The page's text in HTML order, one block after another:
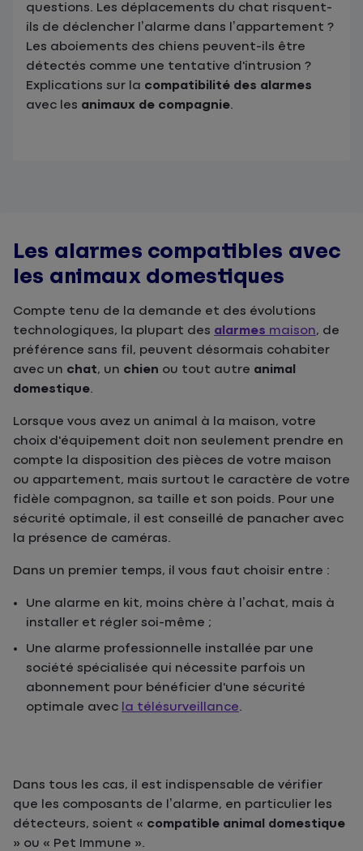
questions. Les déplacements du chat risquent-
ils de déclencher l’alarme dans l’appartement ?
Les aboiements des chiens peuvent-ils être
détectés comme une tentative d'intrusion ?
Explications sur la compatibilité des alarmes
avec les animaux de compagnie.
Les alarmes compatibles avec
les animaux domestiques
Compte tenu de la demande et des évolutions
technologiques, la plupart des alarmes maison, de
préférence sans fil, peuvent désormais cohabiter
avec un chat, un chien ou tout autre animal
domestique.
Lorsque vous avez un animal à la maison, votre
choix d'équipement doit non seulement prendre en
compte la disposition des pièces de votre maison
ou appartement, mais surtout le caractère de votre
fidèle compagnon, sa taille et son poids. Pour une
sécurité optimale, il est conseillé de panacher avec
la présence de caméras.
Dans un premier temps, il vous faut choisir entre :
Une alarme en kit, moins chère à l’achat, mais à
installer et régler soi-même ;
Une alarme professionnelle installée par une
société spécialisée qui nécessite parfois un
abonnement pour bénéficier d'une sécurité
optimale avec la télésurveillance.
Dans tous les cas, il est indispensable de vérifier
que les composants de l’alarme, en particulier les
détecteurs, soient « compatible animal domestique
» ou « Pet Immune ».